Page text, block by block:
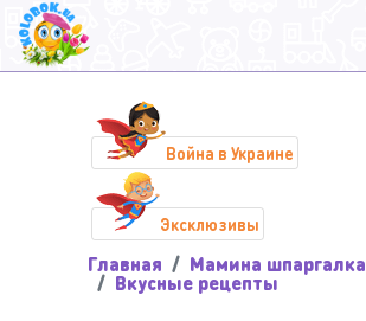
Война в Украине
Эксклюзивы
Главная Мамина шпаргалка
Вкусные рецепты